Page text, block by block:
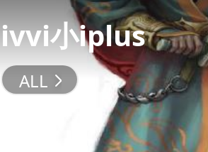
ivvi小iplus